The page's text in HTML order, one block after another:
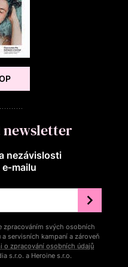
nezávislosti
zpracováním svých osobních
servisních kampaní a zároveň
o zpracování osobních údajů
s.r.o. a Heroine s.r.o.